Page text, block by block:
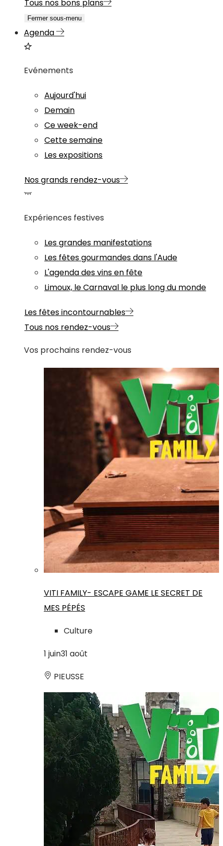
Tous nos bons plans
Fermer sous-menu
Agenda
Evénements
Aujourd'hui
Demain
Ce week-end
Cette semaine
Les expositions
Nos grands rendez-vous
Expériences festives
Les grandes manifestations
Les fêtes gourmandes dans l'Aude
L'agenda des vins en fête
Limoux, le Carnaval le plus long du monde
Les fêtes incontournables
Tous nos rendez-vous
Vos prochains rendez-vous
VITI FAMILY- ESCAPE GAME LE SECRET DE
MES PÉPÉS
Culture
1 juin31 août
PIEUSSE